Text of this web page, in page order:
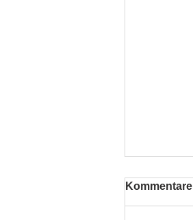
Kommentare